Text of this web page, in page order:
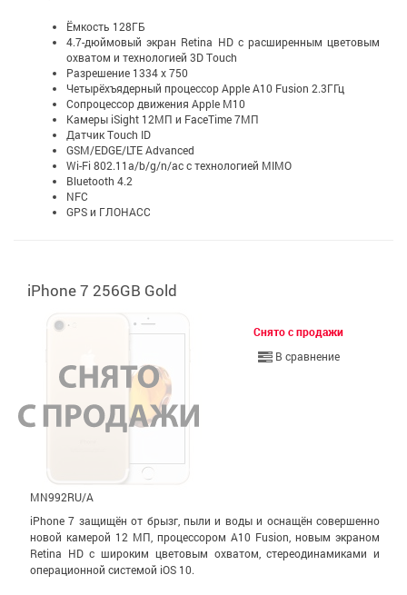
Ёмкость 128ГБ
4.7-дюймовый экран Retina HD c расширенным цветовым
охватом и технологией 3D Touch
Разрешение 1334 x 750
Четырёхъядерный процессор Apple A10 Fusion 2.3ГГц
Сопроцессор движения Apple M10
Камеры iSight 12МП и FaceTime 7МП
Датчик Touch ID
GSM/EDGE/LTE Advanced
Wi-Fi 802.11a/b/g/n/ac с технологией MIMO
Bluetooth 4.2
NFC
GPS и ГЛОНАСС
iPhone 7 256GB Gold
Снято с продажи
В сравнение
MN992RU/A
iPhone 7 защищён от брызг, пыли и воды и оснащён совершенно
новой камерой 12 МП, процессором A10 Fusion, новым экраном
Retina HD с широким цветовым охватом, стерео­динамиками и
операционной системой iOS 10.